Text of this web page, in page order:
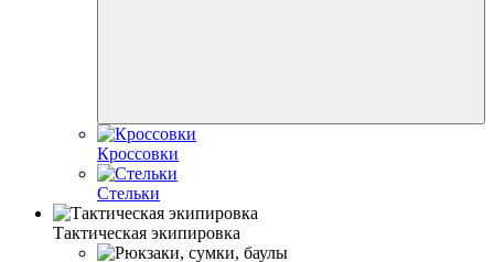
Кроссовки
Стельки
Тактическая экипировка